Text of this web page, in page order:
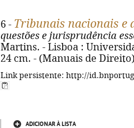
6 - Tribunais nacionais e
questões e jurisprudência
Martins. - Lisboa :
24 cm. - (Manuais de
Link persistente: http://
ADICIONAR À LISTA